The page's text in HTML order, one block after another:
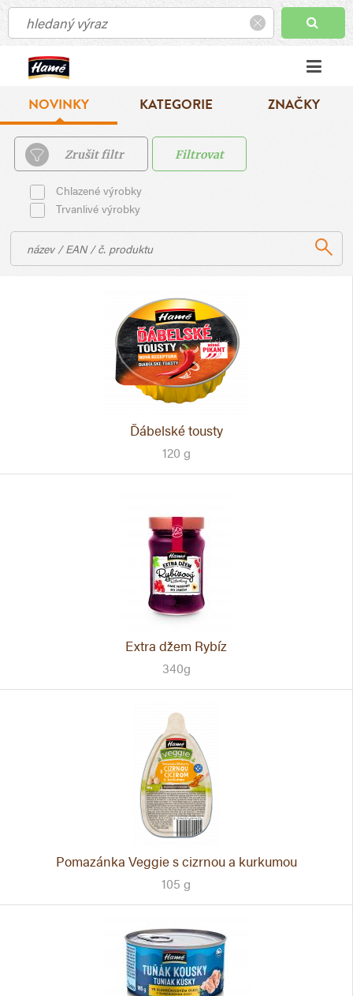
NOVINKY KATEGORIE ZNAČKY
Zrušit filtr Filtrovat
Chlazené výrobky
Trvanlivé výrobky
Ďábelské tousty
120 g
Extra džem Rybíz
340g
Pomazánka Veggie s cizrnou a kurkumou
105 g